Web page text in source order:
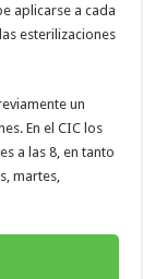
aplicarse a cada
esterilizaciones
un
En el CIC los
a las 8, en tanto
martes,